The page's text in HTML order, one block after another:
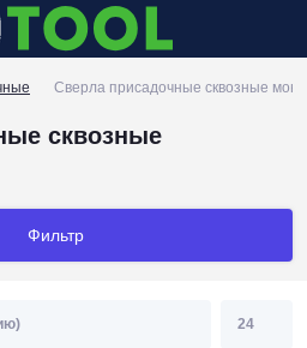
Сверла присадочные сквозные
сквозные
Фильтр